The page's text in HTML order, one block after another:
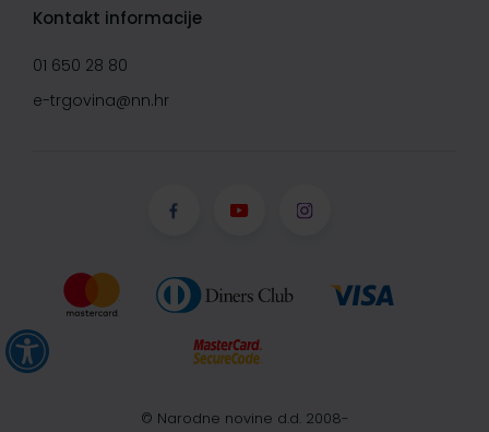
Kontakt informacije
01 650 28 80
e-trgovina@nn.hr
© Narodne novine d.d. 2008-